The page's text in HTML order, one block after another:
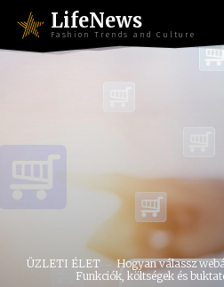
LifeNews
Fashion Trends and Culture
ÜZLETI ÉLET
Hogyan válassz
Funkciók, költségek és